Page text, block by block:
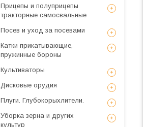
Прицепы и полуприцепы
тракторные самосвальные
Посев и уход за посевами
Катки прикатывающие,
пружинные бороны
Культиваторы
Дисковые орудия
Плуги. Глубокорыхлители.
Уборка зерна и других
культур